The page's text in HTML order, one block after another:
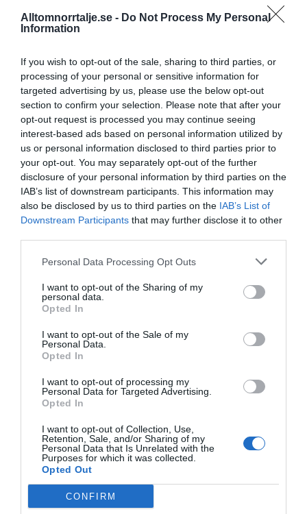
Alltomnorrtalje.se - Do Not Process My Personal
Information
If you wish to opt-out of the sale, sharing to third parties, or
processing of your personal or sensitive information for
targeted advertising by us, please use the below opt-out
section to confirm your selection. Please note that after your
opt-out request is processed you may continue seeing
interest-based ads based on personal information utilized by
us or personal information disclosed to third parties prior to
your opt-out. You may separately opt-out of the further
disclosure of your personal information by third parties on the
IAB’s list of downstream participants. This information may
also be disclosed by us to third parties on the IAB’s List of
Downstream Participants that may further disclose it to other
Personal Data Processing Opt Outs
I want to opt-out of the Sharing of my
personal data.
Opted In
I want to opt-out of the Sale of my
Personal Data.
Opted In
I want to opt-out of processing my
Personal Data for Targeted Advertising.
Opted In
I want to opt-out of Collection, Use,
Retention, Sale, and/or Sharing of my
Personal Data that Is Unrelated with the
Purposes for which it was collected.
Opted Out
CONFIRM
16/4 NYA BOLAG
fastighetsförvaltning i Yxlan
25/3 NYA BOLAG
Nytt fastighetsförvaltningsbolag registerat i
Norrtälje
25/3 NYA BOLAG
Trålen 24 AB registrerat
18/3 NYA BOLAG
NordHem Måleri AB registrerat –
måleriföretag i Norrtälje
41°C
19:00
41°C 41°C 40°C 39°C 38°C
Senaste nytt
NYHETER
Vattenrutschkanan hålls stängd på Norrtälje
badhus